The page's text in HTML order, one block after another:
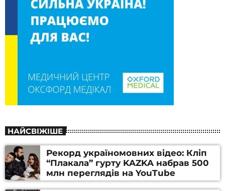
НАЙСВІЖІШЕ
Рекорд україномовних відео: Кліп
“Плакала” гурту KAZKA набрав 500
млн переглядів на YouTube